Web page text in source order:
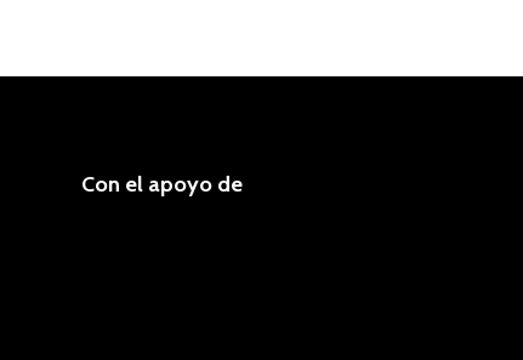
Con el apoyo de